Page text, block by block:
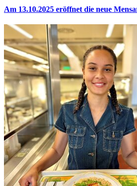
Am 13.10.2025 eröffnet die neue